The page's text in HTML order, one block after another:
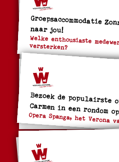
Groepsaccommodatie
naar jou!
Welke enthousiaste medewerker komt ons team versterken?
Bezoek de populairste opera aller tijden Carmen in
Opera Spanga, het